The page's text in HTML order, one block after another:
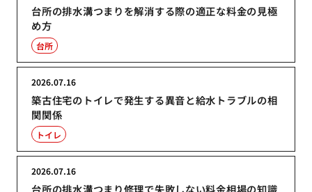
台所の排水溝つまりを解消する際の適正な料金の見極
め方
台所
築古住宅のトイレで発生する異音と給水トラブルの相
関関係
2026.07.16
トイレ
台所の排水溝つまり修理で失敗しない料金相場の知識
2026.07.16